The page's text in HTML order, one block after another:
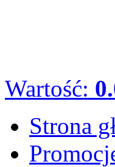
Wartość:
Strona